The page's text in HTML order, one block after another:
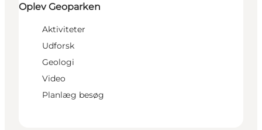
Oplev Geoparken
Aktiviteter
Udforsk
Geologi
Video
Planlæg besøg